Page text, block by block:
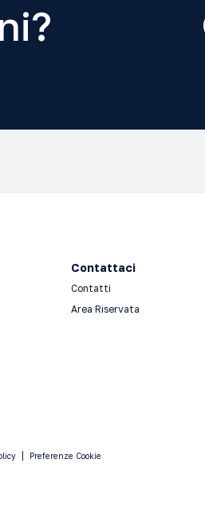
Contattaci
Contatti
Area Riservata
Preferenze Cookie